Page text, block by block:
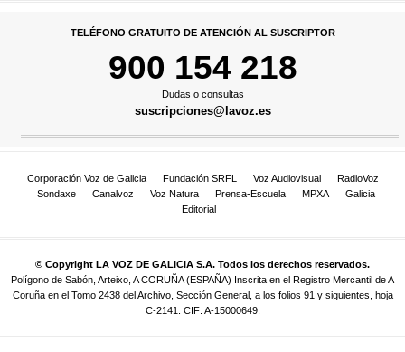
TELÉFONO GRATUITO DE ATENCIÓN AL SUSCRIPTOR
900 154 218
Dudas o consultas
suscripciones@lavoz.es
Corporación Voz de Galicia Fundación SRFL Voz Audiovisual
RadioVoz
Sondaxe
Canalvoz Voz Natura Prensa-Escuela MPXA
Galicia
Editorial
© Copyright LA VOZ DE GALICIA S.A. Todos los derechos reservados.
Polígono de Sabón, Arteixo, A CORUÑA (ESPAÑA) Inscrita en el Registro Mercantil de A
Coruña en el Tomo 2438 del Archivo, Sección General, a los folios 91 y siguientes, hoja
C-2141. CIF: A-15000649.